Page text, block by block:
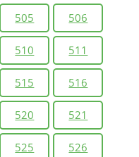
505 506
510 511
515 516
520 521
525 526